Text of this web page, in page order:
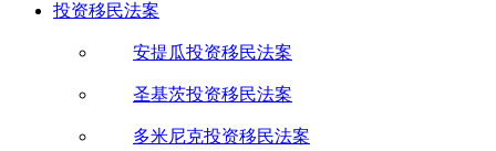
投资移民法案
安提瓜投资移民法案
圣基茨投资移民法案
多米尼克投资移民法案